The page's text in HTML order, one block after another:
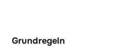
Grundregeln